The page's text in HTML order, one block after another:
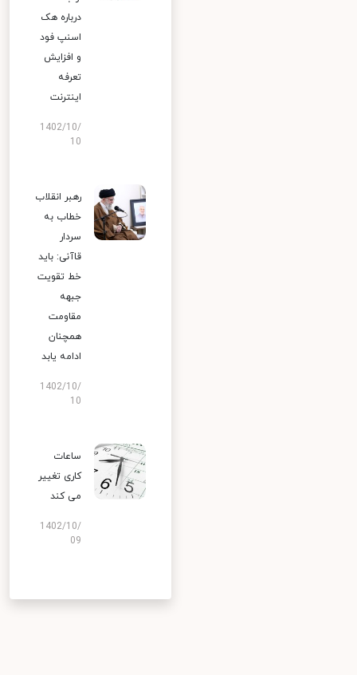
درباره هک
اسنپ‌ فود
و افزایش
تعرفه
اینترنت
1402/10/
10
رهبر انقلاب
خطاب به
سردار
قاآنی: باید
خط تقویت
جبهه
مقاومت
همچنان
ادامه یابد
1402/10/
10
ساعات
کاری تغییر
می‌ کند
1402/10/
09